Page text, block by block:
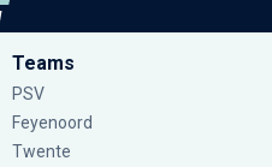
Teams
PSV
Feyenoord
Twente